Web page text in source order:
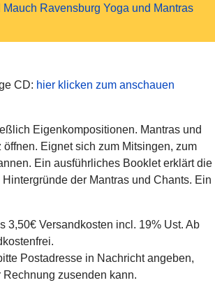
CD: hier klicken zum anschauen
Eigenkompositionen. Mantras und
öffnen. Eignet sich zum Mitsingen, zum
Ein ausführliches Booklet erklärt die
der Mantras und Chants. Ein
3,50€ Versandkosten incl. 19% Ust. Ab
Postadresse in Nachricht angeben,
zusenden kann.